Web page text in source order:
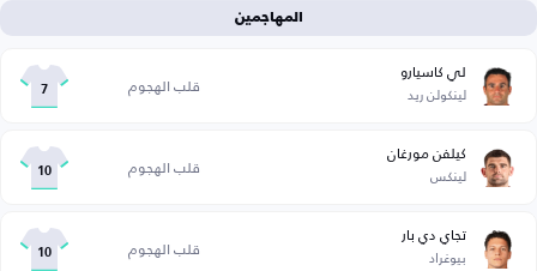
المهاجمين
لي كاسيارو
لينكولن ريد قلب الهجوم 7
كيلفن مورغان
لينكس قلب الهجوم 10
تجاي دي بار
بيوغراد قلب الهجوم 10